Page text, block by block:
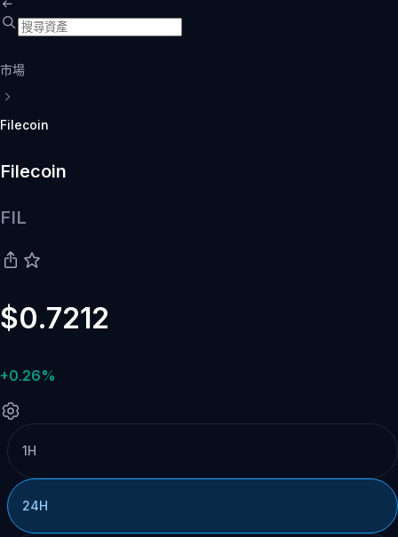
市場
Filecoin
Filecoin
FIL
$0.7212
+0.26%
1H
24H